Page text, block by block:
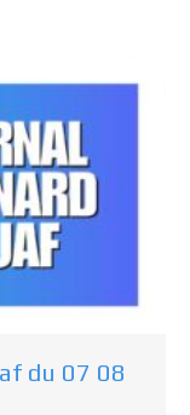
du 07 08